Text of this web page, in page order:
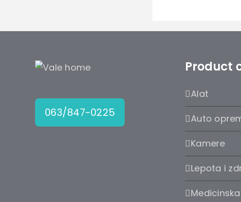
063/847-0225
Product
Alat
Auto
Kamere
Lepota i